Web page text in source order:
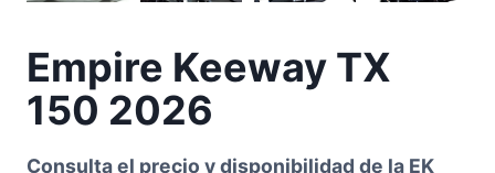
Empire Keeway TX
150 2026
Consulta el precio y disponibilidad de la EK